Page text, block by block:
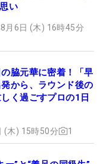
い
月6日 (木) 16時45分
脇元華に密着！「早
から、ラウンド後の
く過ごすプロの1日
(木) 15時50分 1